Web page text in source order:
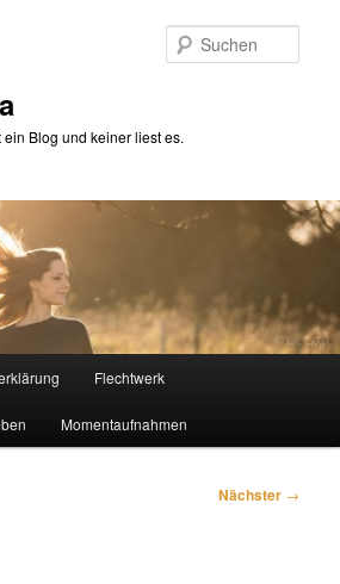
Blog und keiner liest es.
Flechtwerk
Momentaufnahmen
Nächster →